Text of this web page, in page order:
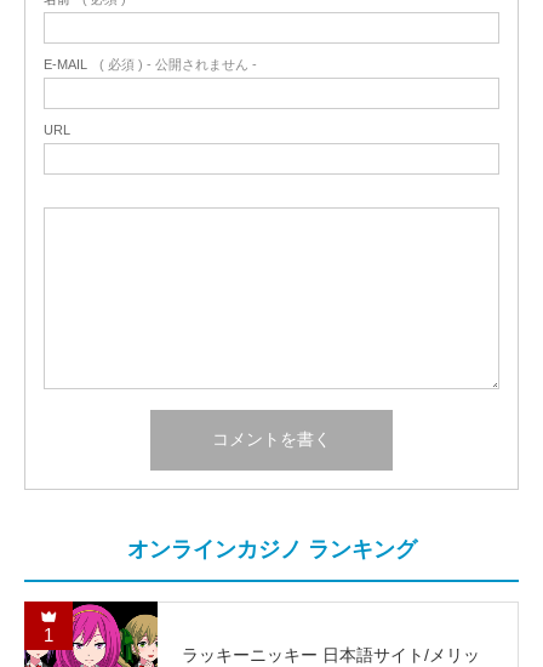
E-MAIL ( 必須 ) - 公開されません -
URL
オンラインカジノ ランキング
1
ラッキーニッキー 日本語サイト/メリッ